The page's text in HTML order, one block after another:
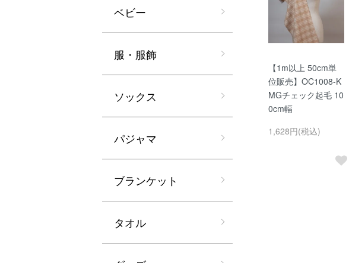
【1m以上 50cm単
位販売】OC1008-K
MGチェック起毛 10
0cm幅
1,628円(税込)
ベビー
服・服飾
ソックス
パジャマ
ブランケット
タオル